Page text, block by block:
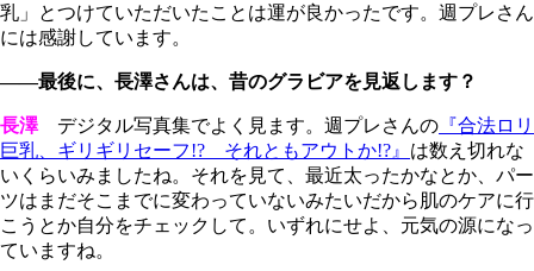
乳」とつけていただいたことは運が良かったです。週プレさん
には感謝しています。
――最後に、長澤さんは、昔のグラビアを見返します？
長澤デジタル写真集でよく見ます。週プレさんの 『合法ロリ
巨乳、ギリギリセーフ!? それともアウトか!?』 は数え切れな
いくらいみましたね。それを見て、最近太ったかなとか、パー
ツはまだそこまでに変わっていないみたいだから肌のケアに行
こうとか自分をチェックして。いずれにせよ、元気の源になっ
ていますね。